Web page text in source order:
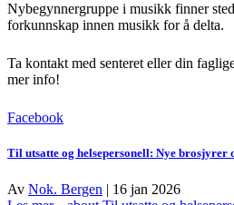
Nybegynnergruppe i musikk finner
forkunnskap innen musikk for å delta.
Ta kontakt med senteret eller din
mer info!
Facebook
Til utsatte og helsepersonell: Nye brosjyrer
Av Nok. Bergen | 16 jan 2026